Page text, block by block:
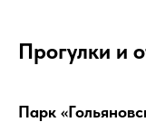
Прогулки и
Парк